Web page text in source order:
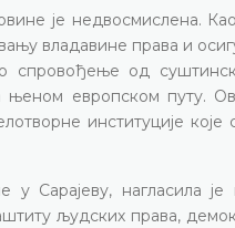
је недвосмислена.
владавине права и
од
европском путу.
институције
Сарајеву, нагласила је
људских права,